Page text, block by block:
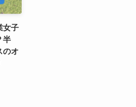
女子
半
のオ